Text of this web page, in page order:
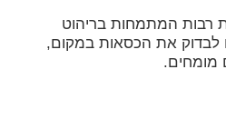
רבות המתמחות בריהוט
לבדוק את הכסאות במקום,
מומחים.